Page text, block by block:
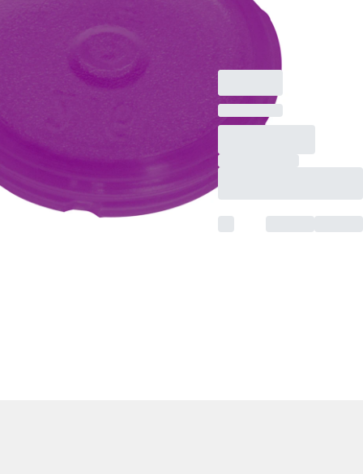
Schraubverschlüsse
65.712.xxx, 500
Stück/Beutel